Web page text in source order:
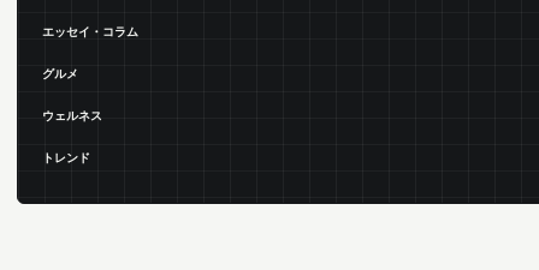
エッセイ・コラム
グルメ
ウェルネス
トレンド